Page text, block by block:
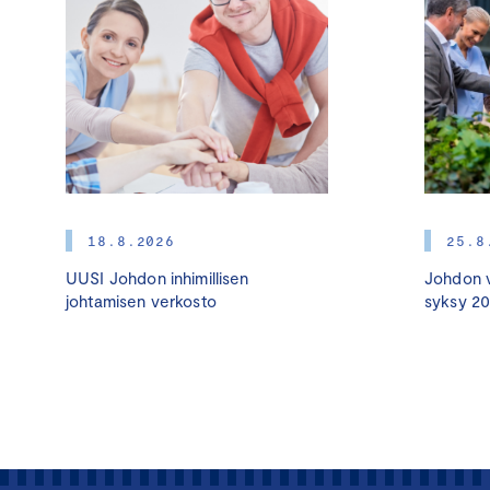
18.8.2026
UUSI Johdon inhimillisen
johtamisen verkosto
Johdon
syksy